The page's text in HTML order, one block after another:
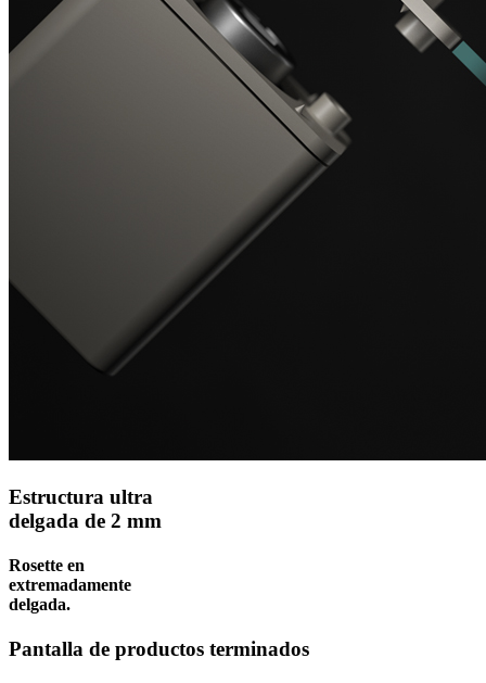
Estructura ultra
delgada de 2 mm
Rosette en
extremadamente
delgada.
Pantalla de productos terminados